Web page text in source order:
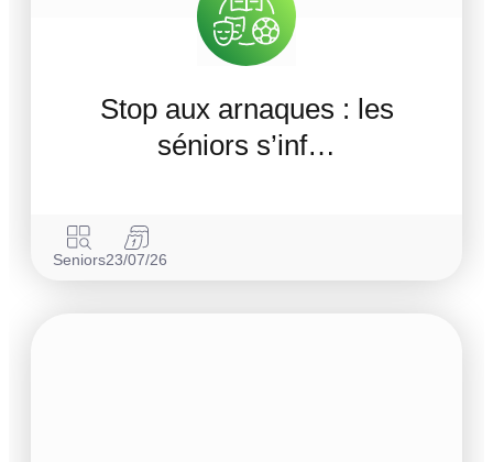
Stop aux arnaques : les
séniors s’inf…
Seniors23/07/26